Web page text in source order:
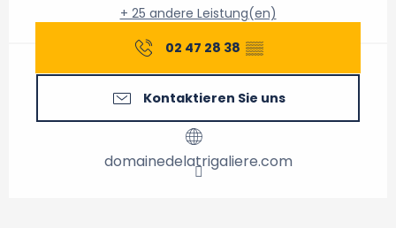
+ 25 andere Leistung(en)
02 47 28 38 ▒▒
Kontaktieren Sie uns
domainedelatrigaliere.com